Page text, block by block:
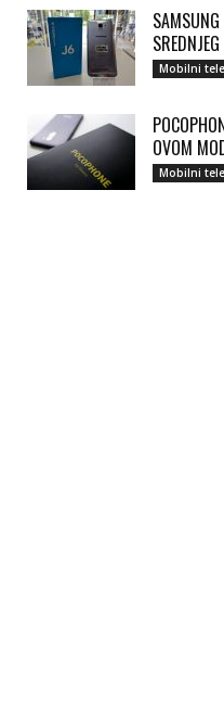
Mobilni
OVOM
Mobilni